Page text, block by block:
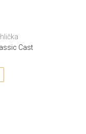
Cast